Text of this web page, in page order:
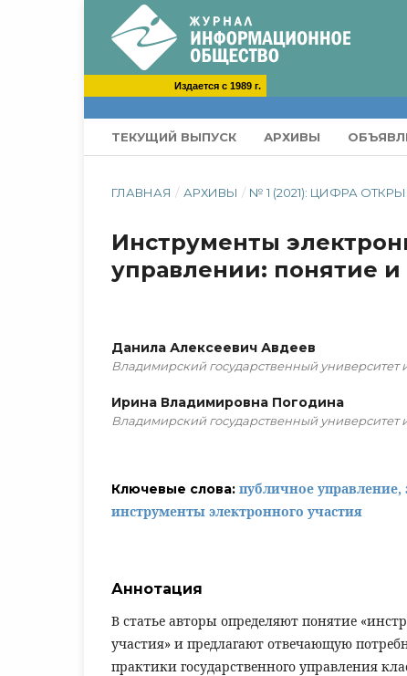
Издается с 1989 г.
ТЕКУЩИЙ ВЫПУСК АРХИВЫ
ГЛАВНАЯ / АРХИВЫ / № 1 (2021): ЦИФРА
Инструменты
управлении: понятие
Данила Алексеевич Авдеев
Владимирский государственный университет
Ирина Владимировна Погодина
Владимирский государственный университет
Ключевые слова: публичное управление,
инструменты электронного участия
Аннотация
В статье авторы определяют понятие
участия» и предлагают отвечающую
практики государственного управления